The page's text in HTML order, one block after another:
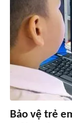
Bảo vệ trẻ